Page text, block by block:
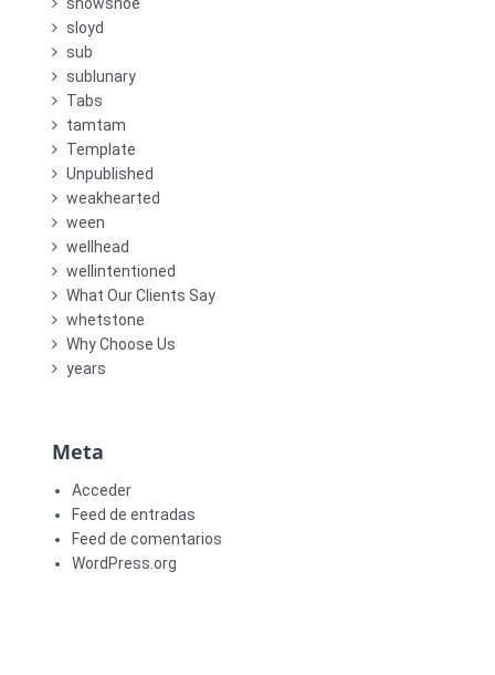
sloyd
sub
sublunary
Tabs
tamtam
Template
Unpublished
weakhearted
ween
wellhead
wellintentioned
What Our Clients Say
whetstone
Why Choose Us
years
Meta
Acceder
Feed de entradas
Feed de comentarios
WordPress.org